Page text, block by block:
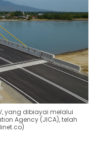
yang dibiayai melalui
Agency (JICA), telah